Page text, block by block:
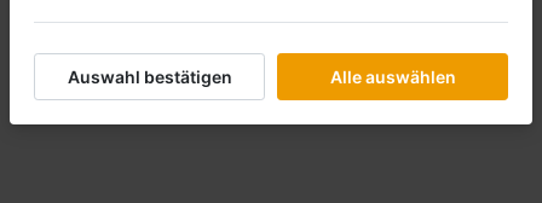
Auswahl bestätigen Alle auswählen